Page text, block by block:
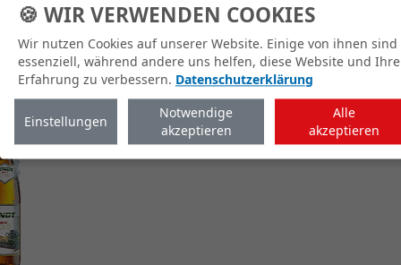
zum Shop
🍪 WIR VERWENDEN COOKIES
Wir nutzen Cookies auf unserer Website. Einige von ihnen sind
essenziell, während andere uns helfen, diese Website und Ihre
Erfahrung zu verbessern. Datenschutzerklärung
Einstellungen
Notwendige
akzeptieren
Alle
akzeptieren